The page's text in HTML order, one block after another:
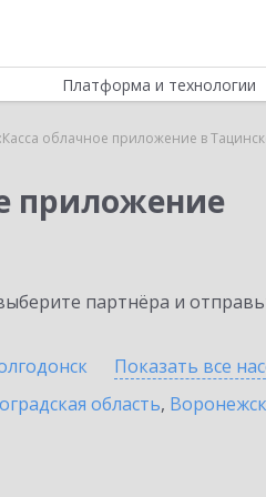
Платформа и технологии
облачное приложение в
приложение
партнёра и
Показать все
область,